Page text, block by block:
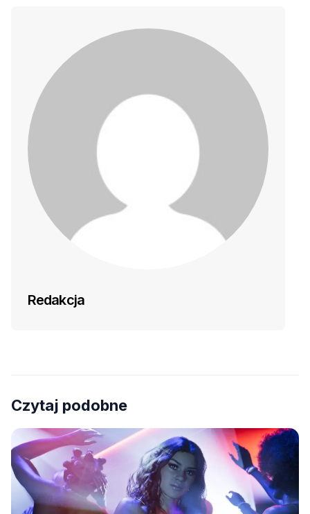
Redakcja
Czytaj podobne